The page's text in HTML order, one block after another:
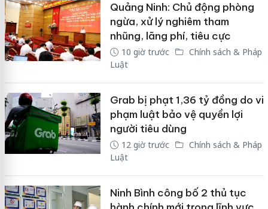
Quảng Ninh: Chủ động phòng
ngừa, xử lý nghiêm tham
nhũng, lãng phí, tiêu cực
10 giờ trước
Chính sách & Pháp
Luật
Grab bị phạt 1,36 tỷ đồng do vi
phạm luật bảo vệ quyền lợi
người tiêu dùng
12 giờ trước
Chính sách & Pháp
Luật
Ninh Bình công bố 2 thủ tục